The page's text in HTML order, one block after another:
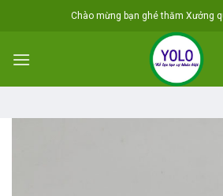
Chào mừng bạn ghé thăm Xưởng